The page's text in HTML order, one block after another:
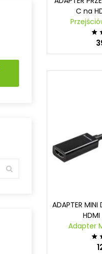
C na

ADAPTER MINI
HDMI
Adapter
